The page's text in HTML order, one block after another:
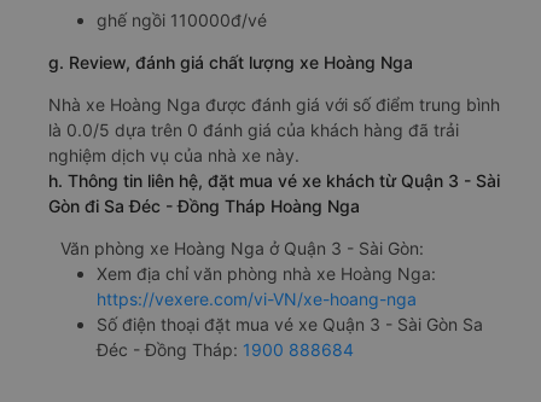
ghế ngồi 110000đ/vé
g. Review, đánh giá chất lượng xe Hoàng Nga
Nhà xe Hoàng Nga được đánh giá với số điểm trung bình
là 0.0/5 dựa trên 0 đánh giá của khách hàng đã trải
nghiệm dịch vụ của nhà xe này.
h. Thông tin liên hệ, đặt mua vé xe khách từ Quận 3 - Sài
Gòn đi Sa Đéc - Đồng Tháp Hoàng Nga
Văn phòng xe Hoàng Nga ở Quận 3 - Sài Gòn:
Xem địa chỉ văn phòng nhà xe Hoàng Nga:
https://vexere.com/vi-VN/xe-hoang-nga
Số điện thoại đặt mua vé xe Quận 3 - Sài Gòn Sa
Đéc - Đồng Tháp: 1900 888684